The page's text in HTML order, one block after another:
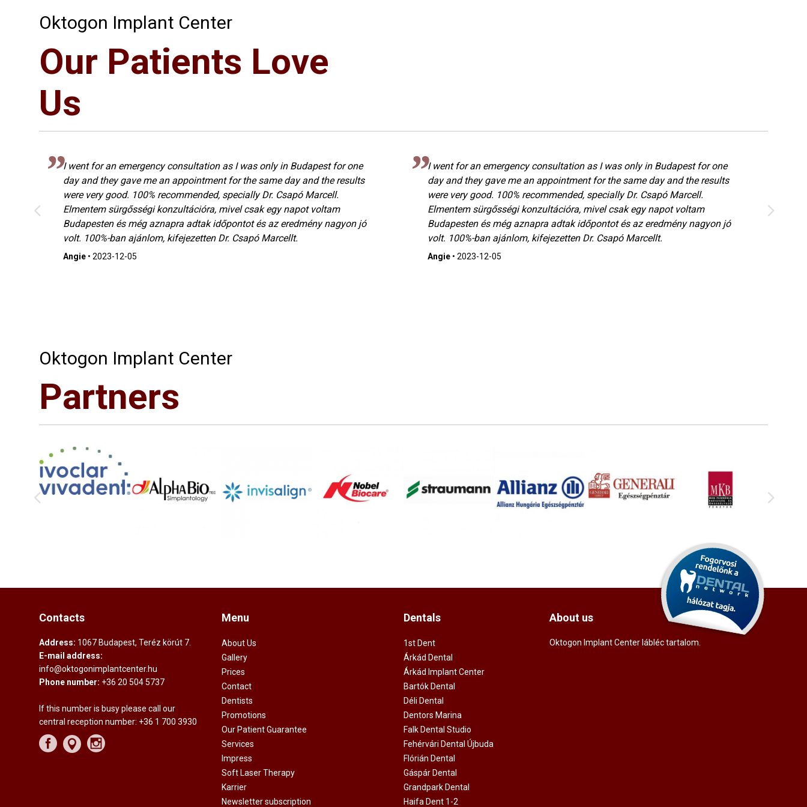
Oktogon Implant Center
Our Patients Love
Us
I went for an emergency consultation as I was only in Budapest for one
day and they gave me an appointment for the same day and the results
were very good. 100% recommended, specially Dr. Csapó Marcell.
Elmentem sürgősségi konzultációra, mivel csak egy napot voltam
Budapesten és még aznapra adtak időpontot és az eredmény nagyon jó
volt. 100%-ban ajánlom, kifejezetten Dr. Csapó Marcellt.
Angie •2023-12-05
I went for an emergency consultation as I was only in Budapest for one
day and they gave me an appointment for the same day and the results
were very good. 100% recommended, specially Dr. Csapó Marcell.
Elmentem sürgősségi konzultációra, mivel csak egy napot voltam
Budapesten és még aznapra adtak időpontot és az eredmény nagyon jó
volt. 100%-ban ajánlom, kifejezetten Dr. Csapó Marcellt.
Angie •2023-12-05
Oktogon Implant Center
Partners
Contacts
Address: 1067 Budapest, Teréz körút 7.
E-mail address:
info@oktogonimplantcenter.hu
Phone number: +36 20 504 5737
If this number is busy please call our
central reception number: +36 1 700 3930
Menu
About Us
Gallery
Prices
Contact
Dentists
Promotions
Our Patient Guarantee
Services
Impress
Soft Laser Therapy
Karrier
Newsletter subscription
Dentals
1st Dent
Árkád Dental
Árkád Implant Center
Bartók Dental
Déli Dental
Dentors Marina
Falk Dental Studio
Fehérvári Dental Újbuda
Flórián Dental
Gáspár Dental
Grandpark Dental
Haifa Dent 1-2
About us
Oktogon Implant Center lábléc tartalom.